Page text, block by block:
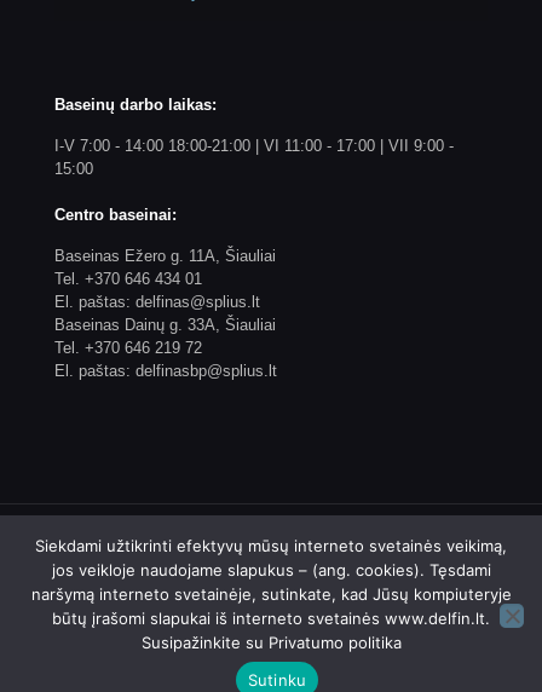
Baseinų darbo laikas:
I-V 7:00 - 14:00 18:00-21:00 | VI 11:00 - 17:00 | VII 9:00 -
15:00
Centro baseinai:
Baseinas Ežero g. 11A, Šiauliai
Tel. +370 646 434 01
El. paštas: delfinas@splius.lt
Baseinas Dainų g. 33A, Šiauliai
Tel. +370 646 219 72
El. paštas: delfinasbp@splius.lt
© 2023 Biudžetinės įstaigos Šiaulių plaukimo centro
"Delfinas" internetinis puslapis. Sprendimas: 4WEB
Siekdami užtikrinti efektyvų mūsų interneto svetainės veikimą,
jos veikloje naudojame slapukus – (ang. cookies). Tęsdami
naršymą interneto svetainėje, sutinkate, kad Jūsų kompiuteryje
būtų įrašomi slapukai iš interneto svetainės www.delfin.lt.
Susipažinkite su Privatumo politika
Sutinku